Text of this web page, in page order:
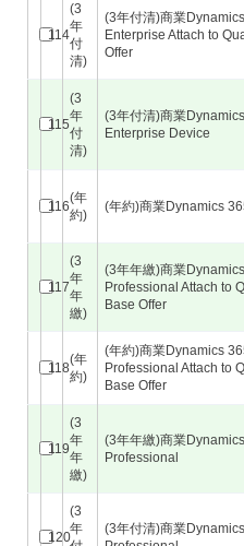
114
(3
年
付
清)
(3年付清)商業
Enterprise Attach to
Offer
115
(3
年
付
清)
(3年付清)商業
Enterprise Device
116
(年
約)
(年約)商業Dynamics
117
(3
年
年
繳)
(3年年繳)商業
Professional Attach to
Base Offer
118
(年
約)
(年約)商業Dynamics
Professional Attach to
Base Offer
119
(3
年
年
繳)
(3年年繳)商業
Professional
120
(3
年
(3年付清)商業